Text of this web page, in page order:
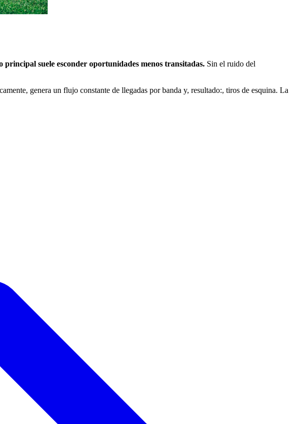
principal suele esconder oportunidades menos transitadas. Sin el ruido del
genera un flujo constante de llegadas por banda y, resultado:, tiros de esquina. La